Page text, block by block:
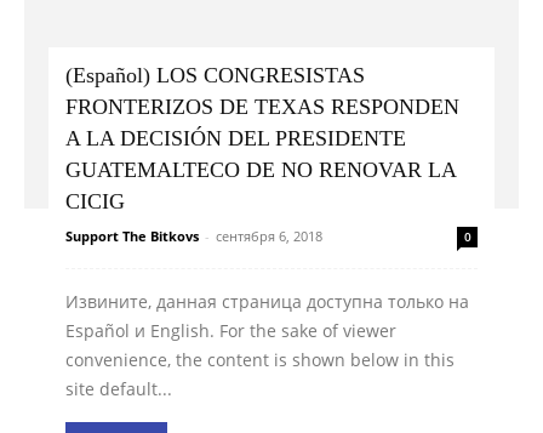
(Español) LOS CONGRESISTAS
FRONTERIZOS DE TEXAS RESPONDEN
A LA DECISIÓN DEL PRESIDENTE
GUATEMALTECO DE NO RENOVAR LA
CICIG
Support The Bitkovs - сентября 6, 2018 0
Извините, данная страница доступна только на
Español и English. For the sake of viewer
convenience, the content is shown below in this
site default...